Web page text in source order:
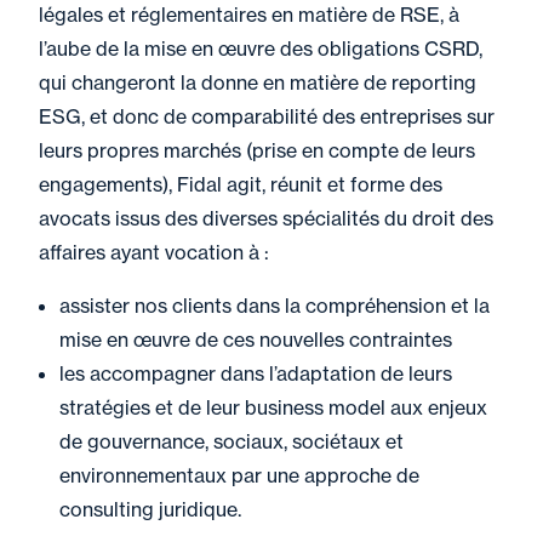
légales et réglementaires en matière de RSE, à
l’aube de la mise en œuvre des obligations CSRD,
qui changeront la donne en matière de reporting
ESG, et donc de comparabilité des entreprises sur
leurs propres marchés (prise en compte de leurs
engagements), Fidal agit, réunit et forme des
avocats issus des diverses spécialités du droit des
affaires ayant vocation à :
assister nos clients dans la compréhension et la
mise en œuvre de ces nouvelles contraintes
les accompagner dans l’adaptation de leurs
stratégies et de leur business model aux enjeux
de gouvernance, sociaux, sociétaux et
environnementaux par une approche de
consulting juridique.